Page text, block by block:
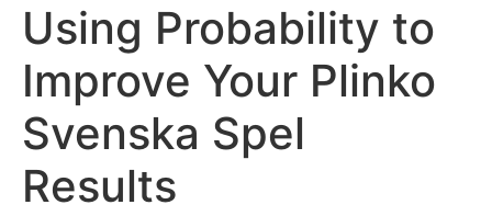
Using Probability to
Improve Your Plinko
Svenska Spel
Results